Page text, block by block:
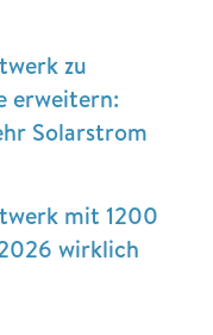
zu
erweitern:
Solarstrom
mit 1200
wirklich